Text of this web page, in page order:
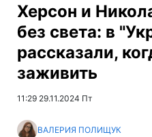
Херсон и
без света: в
рассказали,
заживить
11:29 29.11.2024 Пт
ВАЛЕРИЯ ПОЛИЩУК